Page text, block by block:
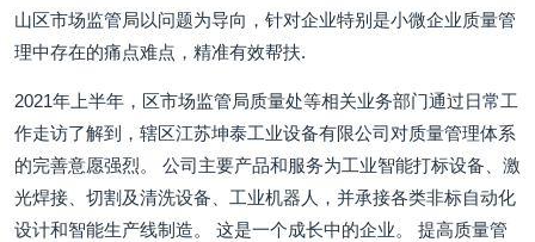
山区市场监管局以问题为导向，针对企业特别是小微企业质量管
理中存在的痛点难点，精准有效帮扶.
2021年上半年，区市场监管局质量处等相关业务部门通过日常工
作走访了解到，辖区江苏坤泰工业设备有限公司对质量管理体系
的完善意愿强烈。 公司主要产品和服务为工业智能打标设备、激
光焊接、切割及清洗设备、工业机器人，并承接各类非标自动化
设计和智能生产线制造。 这是一个成长中的企业。 提高质量管